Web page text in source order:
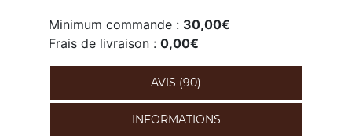
Minimum commande : 30,00€
Frais de livraison : 0,00€
AVIS (90)
INFORMATIONS